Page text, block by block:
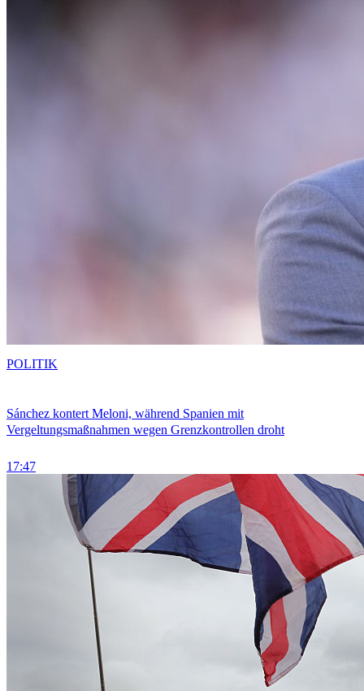
Sánchez kontert Meloni, während Spanien mit
Vergeltungsmaßnahmen wegen Grenzkontrollen droht
17:47
POLITIK